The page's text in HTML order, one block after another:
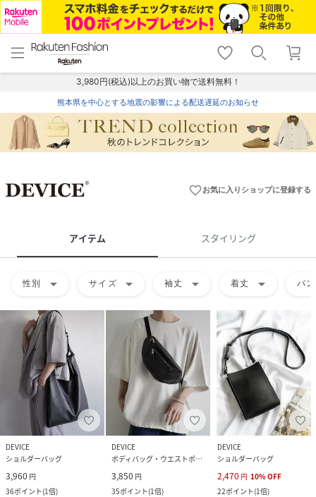
menu home
トップ
shopping_cart lock_outline
ログイン
3,980円(税込)以上のお買い物で送料無料！
熊本県を中心とする地震の影響による配送遅延のお知らせ
favorite_borderお気に入りショップに登録する
アイテム スタイリング
性別 arrow_drop_down サイズ arrow_drop_down 袖丈 arrow_drop_down 着丈 arrow_drop_down パ
DEVICE
ショルダーバッグ
3,960 円
36ポイント(1倍)
DEVICE
ボディバッグ・ウエストポーチ
3,850 円
35ポイント(1倍)
DEVICE
ショルダーバッグ
2,470 円 10%OFF
22ポイント(1倍)